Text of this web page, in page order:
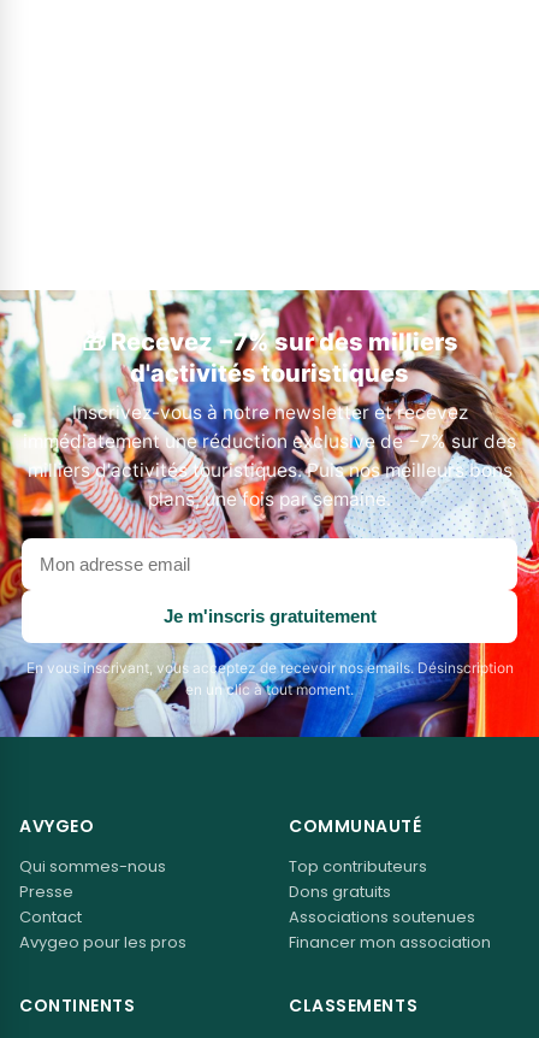
🎁 Recevez −7% sur des milliers
d'activités touristiques
Inscrivez-vous à notre newsletter et recevez
immédiatement une réduction exclusive de −7% sur des
milliers d'activités touristiques. Puis nos meilleurs bons
plans, une fois par semaine.
Votre
adresse
email
Je m'inscris gratuitement
En vous inscrivant, vous acceptez de recevoir nos emails. Désinscription
en un clic à tout moment.
AVYGEO
Qui sommes-nous
Presse
Contact
Avygeo pour les pros
COMMUNAUTÉ
Top contributeurs
Dons gratuits
Associations soutenues
Financer mon association
CONTINENTS CLASSEMENTS